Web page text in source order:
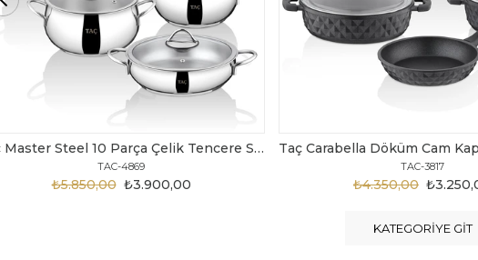
Taç Carabella Döküm Cam Kapak 7 Parça Tencere Seti Siyah
TAC-3817
₺3.250,00
₺4.350,00
TAC-3730
₺6.300,00
KATEGORIYE GIT